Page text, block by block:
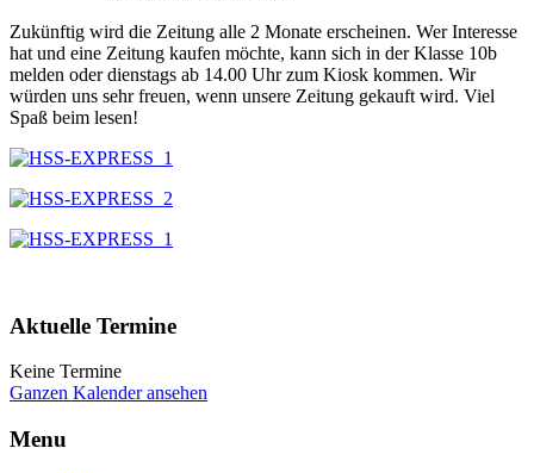
Zukünftig wird die Zeitung alle 2 Monate erscheinen. Wer Interesse
hat und eine Zeitung kaufen möchte, kann sich in der Klasse 10b
melden oder dienstags ab 14.00 Uhr zum Kiosk kommen. Wir
würden uns sehr freuen, wenn unsere Zeitung gekauft wird. Viel
Spaß beim lesen!
Aktuelle Termine
Keine Termine
Ganzen Kalender ansehen
Menu